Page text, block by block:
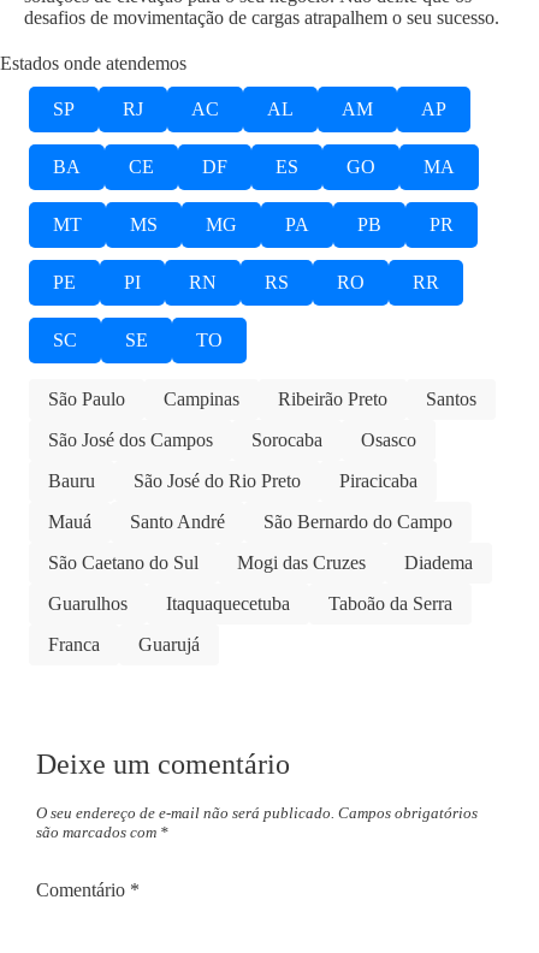
desafios de movimentação de cargas atrapalhem o seu sucesso.
Estados onde atendemos
SP RJ AC AL AM AP
BA CE DF ES GO MA
MT MS MG PA PB PR
PE PI RN RS RO RR
SC SE TO
São Paulo Campinas Ribeirão Preto
Santos
São José dos Campos
Sorocaba
Osasco
Bauru
São José do Rio Preto
Piracicaba
Mauá
Santo André
São Bernardo do Campo
São Caetano do Sul
Mogi das Cruzes
Diadema
Guarulhos
Itaquaquecetuba
Taboão da Serra
Franca
Guarujá
Deixe um comentário
O seu endereço de e-mail não será publicado. Campos obrigatórios
são marcados com *
Comentário *